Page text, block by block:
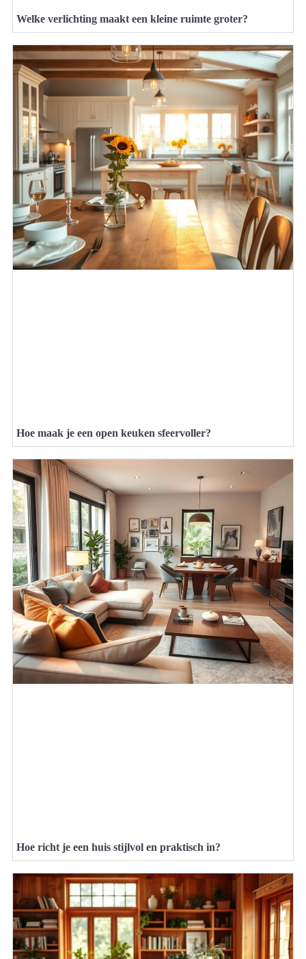
Welke verlichting maakt een kleine ruimte groter?
Hoe maak je een open keuken sfeervoller?
Hoe richt je een huis stijlvol en praktisch in?